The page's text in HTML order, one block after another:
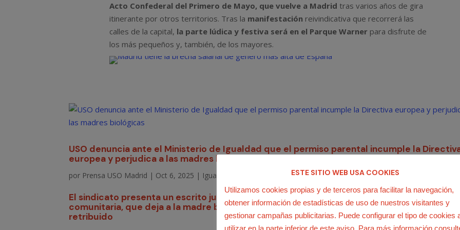
Acto Confederal del Primero de Mayo, que vuelve a Madrid tras varios años de gira
itinerante por otros territorios. Tras la manifestación reivindicativa que recorrerá las
calles de la capital, la parte lúdica y festiva será en el Parque Warnerpara disfrute de
los más pequeños y, también, de los mayores.
ESTE SITIO WEB USA COOKIES
Utilizamos cookies propias y de terceros para facilitar la navegación,
obtener información de estadísticas de uso de nuestros visitantes y
gestionar campañas publicitarias. Puede configurar el tipo de cookies